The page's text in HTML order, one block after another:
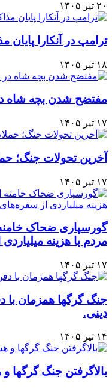
۲۰ تیر ۱۴۰۵
ترامپ در آنکارا پایان
۱۸ تیر ۱۴۰۵
مفتضح شدن بچه شاه
۱۷ تیر ۱۴۰۵
آخرین تحولات جنگ؛
۱۷ تیر ۱۴۰۵
گورسپاری ضحاک
مردم با هزینه
۱۷ تیر ۱۴۰۵
جنگ گرگها همزمان با
دینی.
۱۴ تیر ۱۴۰۵
بالاگرفتن جنگ گرگها